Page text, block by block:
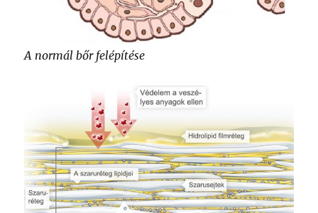
A normál bőr felépítése